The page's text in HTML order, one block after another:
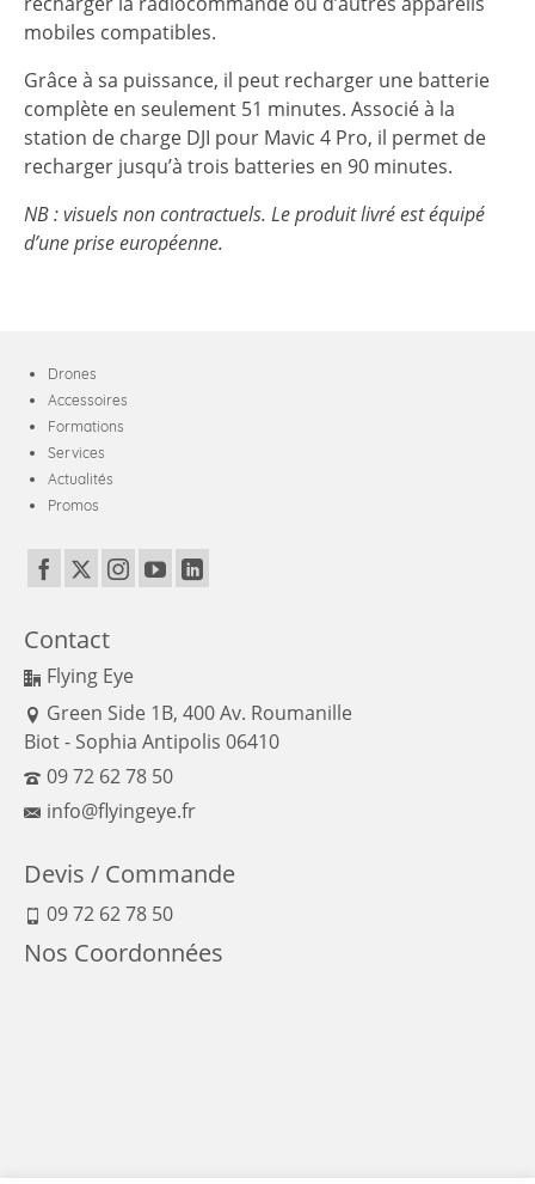
mobiles compatibles.
Grâce à sa puissance, il peut recharger une batterie
complète en seulement 51 minutes. Associé à la
station de charge DJI pour Mavic 4 Pro, il permet de
recharger jusqu’à trois batteries en 90 minutes.
NB : visuels non contractuels. Le produit livré est équipé
d’une prise européenne.
Drones
Accessoires
Formations
Services
Actualités
Promos
Contact
Flying Eye
Green Side 1B, 400 Av. Roumanille
Biot - Sophia Antipolis 06410
09 72 62 78 50
info@flyingeye.fr
Devis / Commande
09 72 62 78 50
Nos Coordonnées